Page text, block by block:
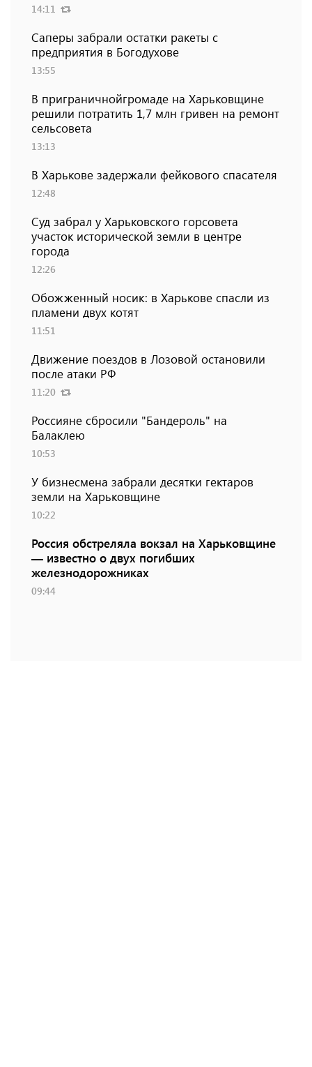
14:11
Саперы забрали остатки ракеты с
предприятия в Богодухове
13:55
В приграничнойгромаде на Харьковщине
решили потратить 1,7 млн ​​гривен на ремонт
сельсовета
13:13
В Харькове задержали фейкового спасателя
12:48
Суд забрал у Харьковского горсовета
участок исторической земли в центре
города
12:26
Обожженный носик: в Харькове спасли из
пламени двух котят
11:51
Движение поездов в Лозовой остановили
после атаки РФ
11:20
Россияне сбросили "Бандероль" на
Балаклею
10:53
У бизнесмена забрали десятки гектаров
земли на Харьковщине
10:22
Россия обстреляла вокзал на Харьковщине
— известно о двух погибших
железнодорожниках
09:44